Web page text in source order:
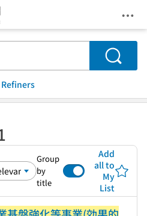
Search
Refiners
Group
by
title
Add
all to
My
List